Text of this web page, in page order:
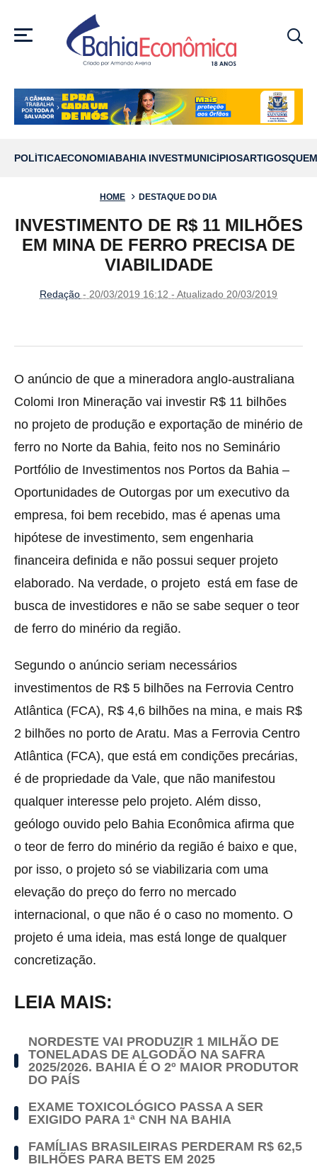
MENU
POLÍTICAECONOMIABAHIA INVESTMUNICÍPIOSARTIGOS
HOME DESTAQUE DO DIA
INVESTIMENTO DE R$ 11 MILHÕES
EM MINA DE FERRO PRECISA DE
VIABILIDADE
Redação - 20/03/2019 16:12 - Atualizado 20/03/2019
O anúncio de que a mineradora anglo-australiana
Colomi Iron Mineração vai investir R$ 11 bilhões
no projeto de produção e exportação de minério de
ferro no Norte da Bahia, feito nos no Seminário
Portfólio de Investimentos nos Portos da Bahia –
Oportunidades de Outorgas por um executivo da
empresa, foi bem recebido, mas é apenas uma
hipótese de investimento, sem engenharia
financeira definida e não possui sequer projeto
elaborado. Na verdade, o projeto está em fase de
busca de investidores e não se sabe sequer o teor
de ferro do minério da região.
Segundo o anúncio seriam necessários
investimentos de R$ 5 bilhões na Ferrovia Centro
Atlântica (FCA), R$ 4,6 bilhões na mina, e mais R$
2 bilhões no porto de Aratu. Mas a Ferrovia Centro
Atlântica (FCA), que está em condições precárias,
é de propriedade da Vale, que não manifestou
qualquer interesse pelo projeto. Além disso,
geólogo ouvido pelo Bahia Econômica afirma que
o teor de ferro do minério da região é baixo e que,
por isso, o projeto só se viabilizaria com uma
elevação do preço do ferro no mercado
internacional, o que não é o caso no momento. O
projeto é uma ideia, mas está longe de qualquer
concretização.
LEIA MAIS:
NORDESTE VAI PRODUZIR 1 MILHÃO DE
TONELADAS DE ALGODÃO NA SAFRA
2025/2026. BAHIA É O 2º MAIOR PRODUTOR
DO PAÍS
EXAME TOXICOLÓGICO PASSA A SER
EXIGIDO PARA 1ª CNH NA BAHIA
FAMÍLIAS BRASILEIRAS PERDERAM R$ 62,5
BILHÕES PARA BETS EM 2025